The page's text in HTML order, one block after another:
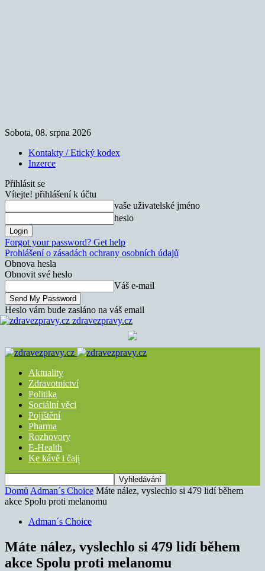
Sobota, 08. srpna 2026
Kontakty / Etický kodex
Inzerce
Přihlásit se
Vítejte! přihlášení k účtu
vaše uživatelské jméno
heslo
Forgot your password? Get help
Prohlášení o zásadách ochrany osobních údajů
Obnova hesla
Obnovit své heslo
Váš e-mail
Heslo vám bude zasláno na váš email
zdravezpravy.cz
Aktuality
Zdravotnictví
Politika
Sociální věci
Pojištění
Pharma
Rozhovory
E-Health
Ke kávě i čaji
Domů Adman´s Choice Máte nález, vyslechlo si 479 lidí během
akce Spolu proti melanomu
Adman´s Choice
Máte nález, vyslechlo si 479 lidí během
akce Spolu proti melanomu